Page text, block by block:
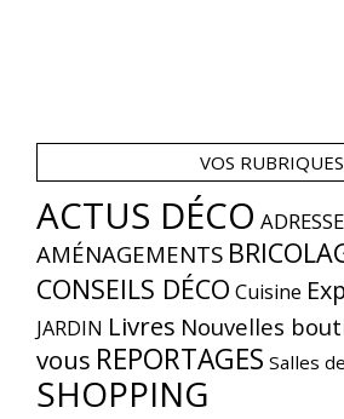
VOS RUBRIQUES
ACTUS DÉCO
AMÉNAGEMENTS
CONSEILS DÉCO Cuisine
JARDIN Livres Nouvelles
vous REPORTAGES Salles
SHOPPING